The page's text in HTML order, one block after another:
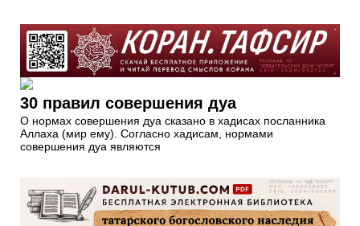
30 правил совершения дуа
О нормах совершения дуа сказано в хадисах посланника
Аллаха (мир ему). Согласно хадисам, нормами
совершения дуа являются